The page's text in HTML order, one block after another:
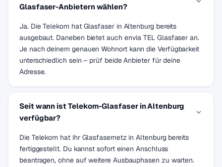
Glasfaser-Anbietern wählen?
Ja. Die Telekom hat Glasfaser in Altenburg bereits
ausgebaut. Daneben bietet auch envia TEL Glasfaser an.
Je nach deinem genauen Wohnort kann die Verfügbarkeit
unterschiedlich sein – prüf beide Anbieter für deine
Adresse.
Seit wann ist Telekom-Glasfaser in Altenburg
verfügbar?
Die Telekom hat ihr Glasfasernetz in Altenburg bereits
fertiggestellt. Du kannst sofort einen Anschluss
beantragen, ohne auf weitere Ausbauphasen zu warten.